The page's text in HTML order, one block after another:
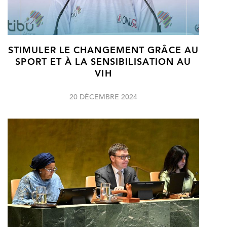
STIMULER LE CHANGEMENT GRÂCE AU
SPORT ET À LA SENSIBILISATION AU
VIH
20 DÉCEMBRE 2024